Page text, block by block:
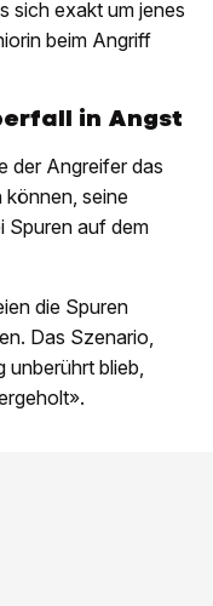
sich exakt um jenes
beim Angriff
in Angst
der Angreifer das
seine
Spuren auf dem
die Spuren
Das Szenario,
unberührt blieb,